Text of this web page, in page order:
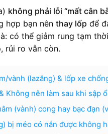
không phải lỗi “mất cân
hợp bạn nên thay lốp để
có thể giảm rung tạm
rủi ro vẫn còn.
vành (lazăng) & lốp xe
Không nên làm sau khi sập
(vành) cong hay bạc đạn
bị méo có nắn được không